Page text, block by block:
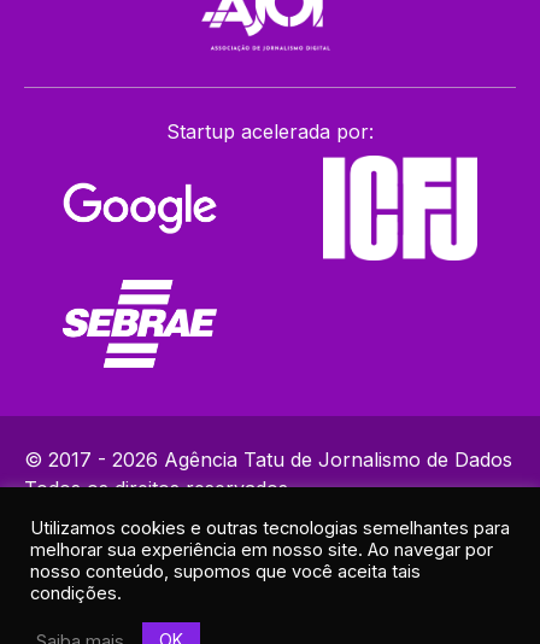
Startup acelerada por:
© 2017 - 2026 Agência Tatu de Jornalismo de Dados
Todos os direitos reservados.
Política de Privacidade
Contatos: (82) 99383-9153 | ola@agenciatatu.com.br |
Responsável técnico: Lucas Maia
Endereço: R. Elias Ramos de Araújo, 30A - Sala 2 - Cruz das
Utilizamos cookies e outras tecnologias semelhantes para
melhorar sua experiência em nosso site. Ao navegar por
nosso conteúdo, supomos que você aceita tais
condições.
OK